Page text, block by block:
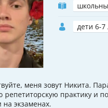
дети 6-7
меня зовут Никита.
репетиторскую практику и
на экзаменах.